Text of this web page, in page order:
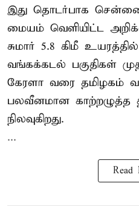
இது தொடர்பாக
மையம் வெளியிட்ட
சுமார் 5.8 கிமீ
வங்கக்கடல் பகுதிகள்
கேரளா வரை தமிழகம்
பலவீனமான காற்றழுத்த
நிலவுகிறது.
...
Read